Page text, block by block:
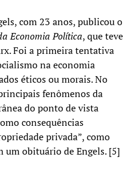
com 23 anos, publicou o
Economia Política, que teve
Foi a primeira tentativa
na economia
éticos ou morais. No
fenômenos da
do ponto de vista
consequências
privada”, como
um obituário de Engels. [5]